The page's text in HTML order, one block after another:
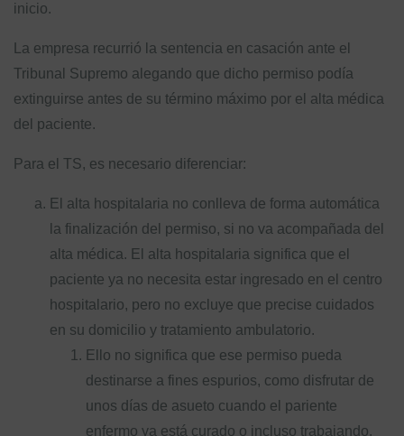
inicio.
La empresa recurrió la sentencia en casación ante el
Tribunal Supremo alegando que dicho permiso podía
extinguirse antes de su término máximo por el alta médica
del paciente.
Para el TS, es necesario diferenciar:
El alta hospitalaria no conlleva de forma automática
la finalización del permiso, si no va acompañada del
alta médica. El alta hospitalaria significa que el
paciente ya no necesita estar ingresado en el centro
hospitalario, pero no excluye que precise cuidados
en su domicilio y tratamiento ambulatorio.
Ello no significa que ese permiso pueda
destinarse a fines espurios, como disfrutar de
unos días de asueto cuando el pariente
enfermo ya está curado o incluso trabajando.